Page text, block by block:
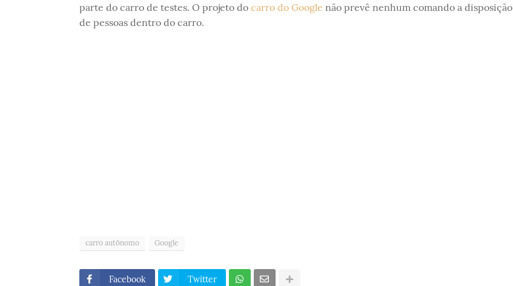
parte do carro de testes. O projeto do carro do Google não prevê nenhum comando a disposição
de pessoas dentro do carro.
carro autônomo Google
Facebook Twitter